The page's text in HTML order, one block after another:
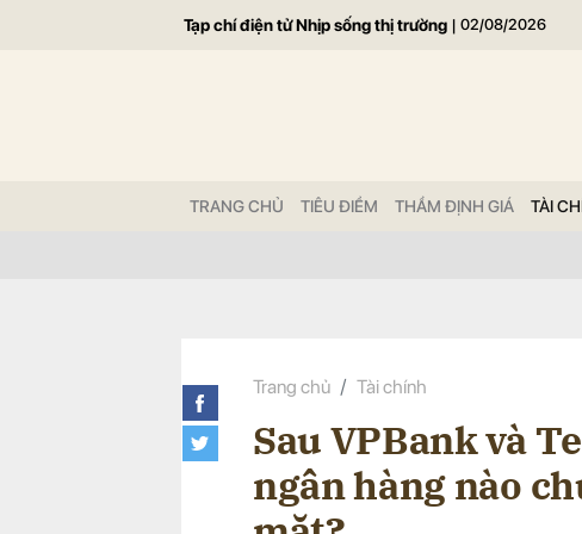
Tạp chí điện tử Nhịp sống thị trường | 02/08/2026
TRANG CHỦ TIÊU ĐIỂM THẨM ĐỊNH GIÁ TÀI
Trang chủ Tài chính
Sau VPBank và
ngân hàng nào
Gửi bình